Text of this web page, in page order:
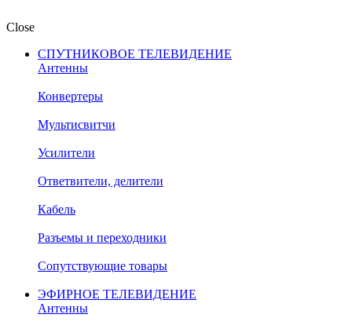
Close
СПУТНИКОВОЕ ТЕЛЕВИДЕНИЕ
Антенны
Конвертеры
Мультисвитчи
Усилители
Ответвители, делители
Кабель
Разъемы и переходники
Сопутствующие товары
ЭФИРНОЕ ТЕЛЕВИДЕНИЕ
Антенны